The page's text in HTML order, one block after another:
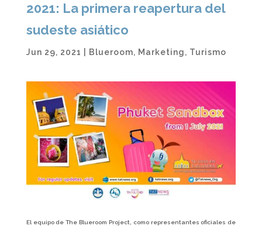
2021: La primera reapertura del
sudeste asiático
Jun 29, 2021 Blueroom, Marketing, Turismo
El equipo de The Blueroom Project, como representantes oficiales de